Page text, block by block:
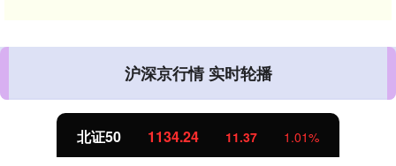
沪深京行情 实时轮播
北证50 1134.24 11.37 1.01%